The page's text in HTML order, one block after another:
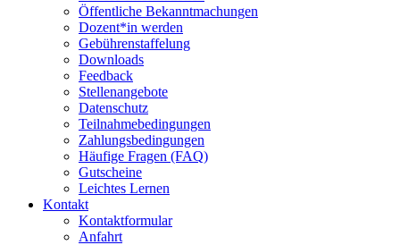
Öffentliche Bekanntmachungen
Dozent*in werden
Gebührenstaffelung
Downloads
Feedback
Stellenangebote
Datenschutz
Teilnahmebedingungen
Zahlungsbedingungen
Häufige Fragen (FAQ)
Gutscheine
Leichtes Lernen
Kontakt
Kontaktformular
Anfahrt